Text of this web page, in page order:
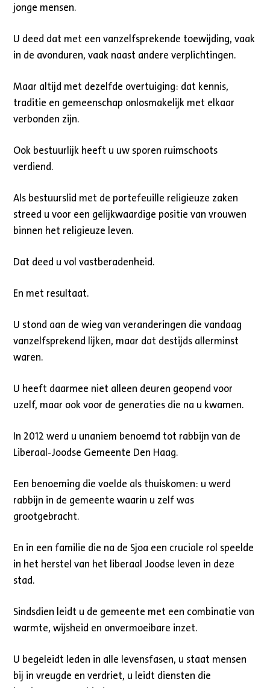
jonge mensen.
U deed dat met een vanzelfsprekende toewijding, vaak
in de avonduren, vaak naast andere verplichtingen.
Maar altijd met dezelfde overtuiging: dat kennis,
traditie en gemeenschap onlosmakelijk met elkaar
verbonden zijn.
Ook bestuurlijk heeft u uw sporen ruimschoots
verdiend.
Als bestuurslid met de portefeuille religieuze zaken
streed u voor een gelijkwaardige positie van vrouwen
binnen het religieuze leven.
Dat deed u vol vastberadenheid.
En met resultaat.
U stond aan de wieg van veranderingen die vandaag
vanzelfsprekend lijken, maar dat destijds allerminst
waren.
U heeft daarmee niet alleen deuren geopend voor
uzelf, maar ook voor de generaties die na u kwamen.
In 2012 werd u unaniem benoemd tot rabbijn van de
Liberaal‑Joodse Gemeente Den Haag.
Een benoeming die voelde als thuiskomen: u werd
rabbijn in de gemeente waarin u zelf was
grootgebracht.
En in een familie die na de Sjoa een cruciale rol speelde
in het herstel van het liberaal Joodse leven in deze
stad.
Sindsdien leidt u de gemeente met een combinatie van
warmte, wijsheid en onvermoeibare inzet.
U begeleidt leden in alle levensfasen, u staat mensen
bij in vreugde en verdriet, u leidt diensten die